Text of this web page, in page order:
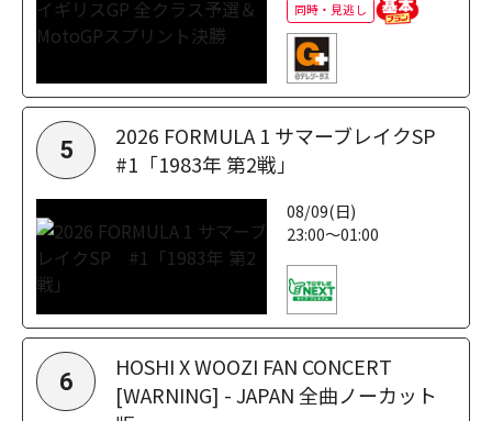
同時・見逃し
5
2026 FORMULA 1 サマーブレイクSP
#1「1983年 第2戦」
08/09(日)
23:00～01:00
6
HOSHI X WOOZI FAN CONCERT
[WARNING] - JAPAN 全曲ノーカット